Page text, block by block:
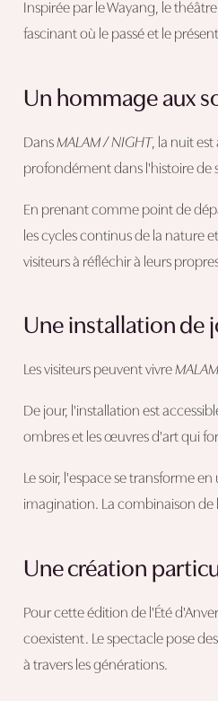
Inspirée par le Wayang, le
fascinant où le passé et le
Un hommage aux
DansMALAM / NIGHT, la nuit est
profondément dans l'histoire de
En prenant comme point de
les cycles continus de la nature
visiteurs à réfléchir à leurs
Une installation de
Les visiteurs peuvent vivre
De jour, l'installation est
ombres et les œuvres d'art qui
Le soir, l'espace se transforme
imagination. La combinaison
Une création
Pour cette édition de l'Été
coexistent. Le spectacle pose
à travers les générations.